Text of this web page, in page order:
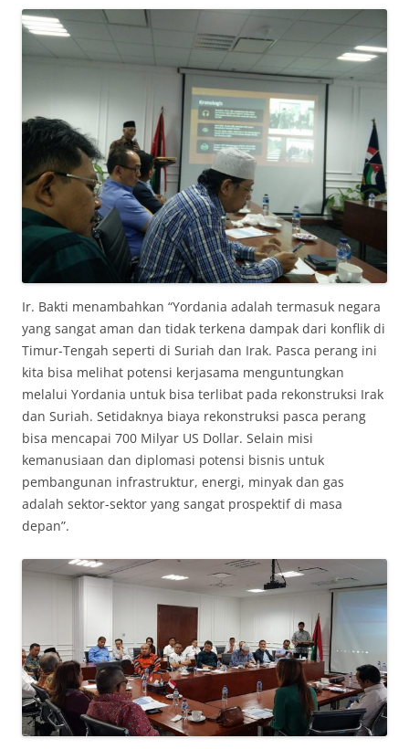
Ir. Bakti menambahkan “Yordania adalah termasuk negara
yang sangat aman dan tidak terkena dampak dari konflik di
Timur-Tengah seperti di Suriah dan Irak. Pasca perang ini
kita bisa melihat potensi kerjasama menguntungkan
melalui Yordania untuk bisa terlibat pada rekonstruksi Irak
dan Suriah. Setidaknya biaya rekonstruksi pasca perang
bisa mencapai 700 Milyar US Dollar. Selain misi
kemanusiaan dan diplomasi potensi bisnis untuk
pembangunan infrastruktur, energi, minyak dan gas
adalah sektor-sektor yang sangat prospektif di masa
depan”.